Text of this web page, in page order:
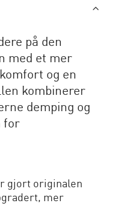
på den
med et mer
og en
kombinerer
demping og
for
gjort originalen
mer